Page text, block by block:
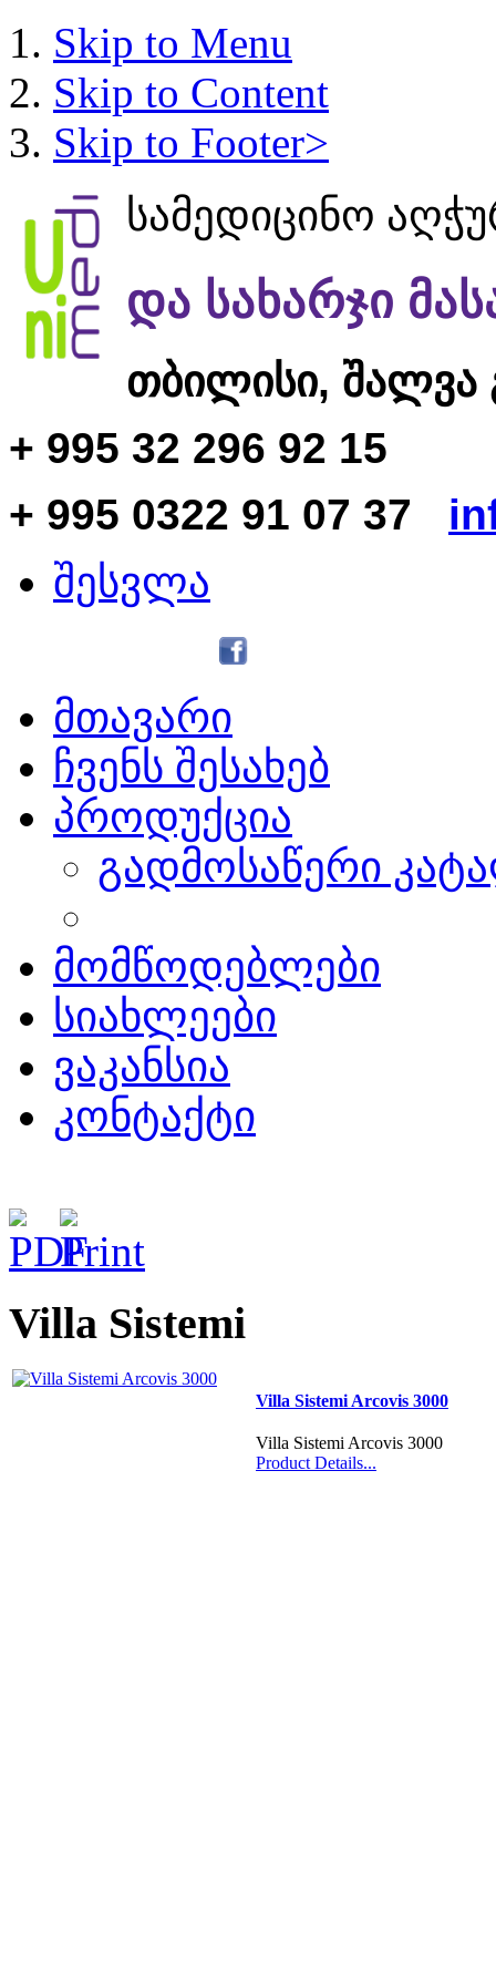
Skip to Menu
Skip to Content
Skip to Footer>
სამედიცინო
და სახარჯი
თბილისი, შალვა
+ 995 32 296 92 15
+ 995 0322 91 07 37
შესვლა
მთავარი
ჩვენს შესახებ
პროდუქცია
გადმოსაწერი
მომწოდებლები
სიახლეები
ვაკანსია
კონტაქტი
Villa Sistemi
Villa Sistemi Arcovis 3000
Villa Sistemi Arcovis 3000
Product Details...